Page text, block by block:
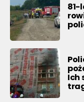
81-
Ich